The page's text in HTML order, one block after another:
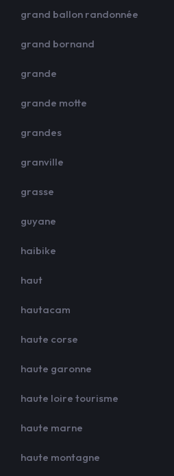
grand ballon randonnée
grand bornand
grande
grande motte
grandes
granville
grasse
guyane
haibike
haut
hautacam
haute corse
haute garonne
haute loire tourisme
haute marne
haute montagne